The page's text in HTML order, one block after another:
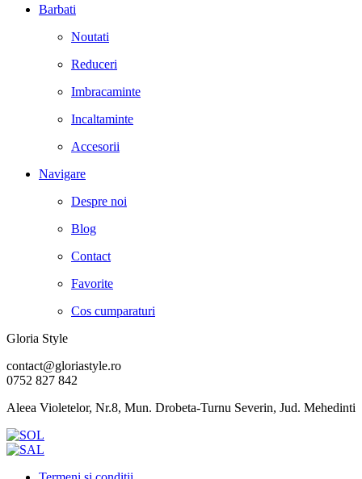
Barbati
Noutati
Reduceri
Imbracaminte
Incaltaminte
Accesorii
Navigare
Despre noi
Blog
Contact
Favorite
Cos cumparaturi
Gloria Style
contact@gloriastyle.ro
0752 827 842
Aleea Violetelor, Nr.8, Mun. Drobeta-Turnu Severin, Jud. Mehedinti